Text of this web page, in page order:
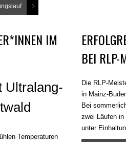
IM
Ultralang-
Temperaturen
BEI RLP-
Die RLP-
in Mainz-
Bei
zwei Läufen
unter